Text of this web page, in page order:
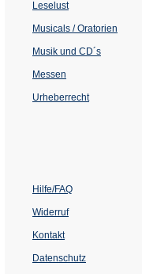
Leselust
Musicals / Oratorien
Musik und CD´s
Messen
Urheberrecht
Hilfe/FAQ
Widerruf
Kontakt
Datenschutz